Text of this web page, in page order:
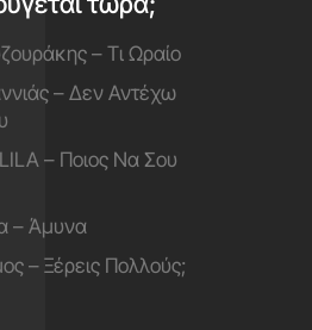
– Τι Ωραίο
– Δεν Αντέχω
– Ποιος Να Σου
– Άμυνα
– Ξέρεις Πολλούς;